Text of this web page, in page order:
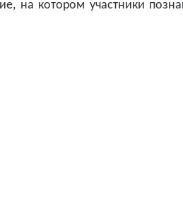
на котором участники